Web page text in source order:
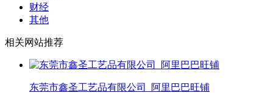
财经
其他
相关网站推荐
东莞市鑫圣工艺品有限公司_阿里巴巴旺铺